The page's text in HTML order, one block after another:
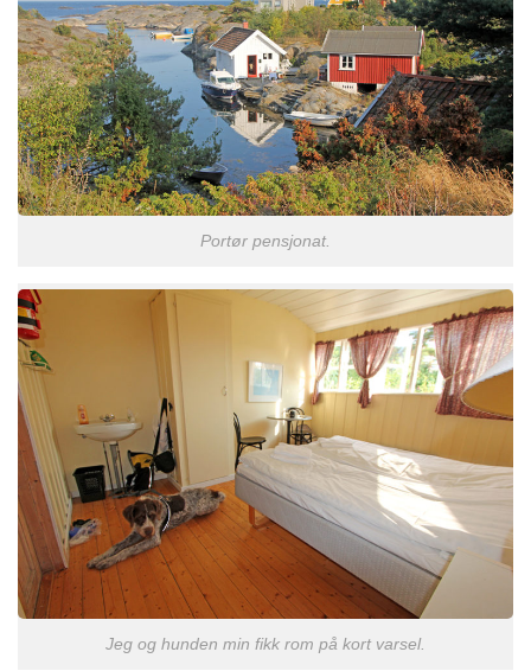
Portør pensjonat.
Jeg og hunden min fikk rom på kort varsel.